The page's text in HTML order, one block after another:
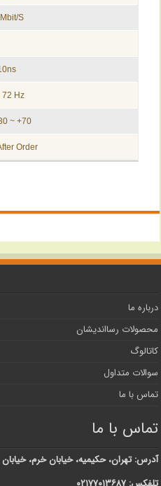
S
72 Hz
70+ ~ 30- (°C)
Order
درباره ما
محصولات رسااندیشان
کاتالوگ
سوالات متداول
تماس با ما
تماس با ما
آدرس: تهران، حکیمیه، خیابان خرم، خیابان شبنم، کوچه